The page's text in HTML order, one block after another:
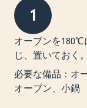
1
オーブンを180℃
じ、置いておく。
必要な備品：オ
オーブン、小鍋